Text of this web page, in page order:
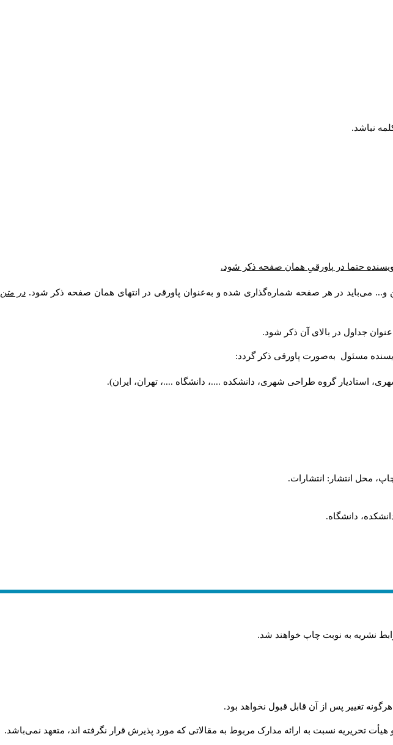
حتما در پاورقیِ همان صفحه ذکر شود.
و... می‌باید در هر صفحه شماره‌گذاری شده و به‌عنوان پاورقی در انتهای همان صفحه ذکر شود. در متن
جداول در بالای آن ذکر شود.
مسئول به‌صورت پاورقی ذکر گردد:
استادیار گروه طراحی شهری، دانشکده ....، دانشگاه ....، تهران، ایران).
محل انتشار: انتشارات.
دانشگاه.
نشريه به نوبت چاپ خواهند شد.
تغییر پس از آن قابل قبول نخواهد بود.
تحریریه نسبت به ارائه مدارک مربوط به مقالاتی که مورد پذیرش قرار نگرفته اند، متعهد نمی‌باشد.